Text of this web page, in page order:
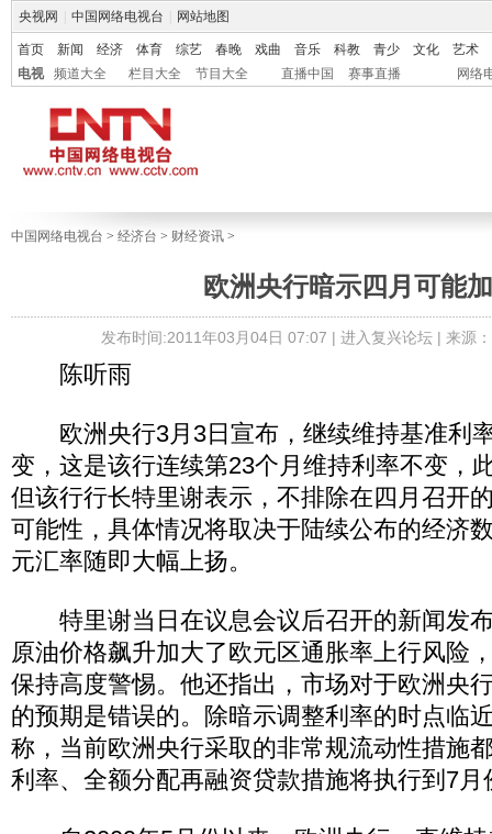
央视网 中国网络电视台 网站地图
首页 新闻 经济 体育 综艺 春晚 戏曲 音乐 科教 青少 文化
艺术
电视
频道大全 栏目大全 节目大全 直播中国 赛事直播 网络
中国网络电视台 > 经济台 > 财经资讯 >
欧洲央行暗示四月可能
发布时间:2011年03月04日 07:07 | 进入复兴论坛 | 来源
陈听雨
欧洲央行3月3日宣布，继续维持基准利
变，这是该行连续第23个月维持利率不变，
但该行行长特里谢表示，不排除在四月召开
可能性，具体情况将取决于陆续公布的经济
元汇率随即大幅上扬。
特里谢当日在议息会议后召开的新闻发
原油价格飙升加大了欧元区通胀率上行风险
保持高度警惕。他还指出，市场对于欧洲央
的预期是错误的。除暗示调整利率的时点临
称，当前欧洲央行采取的非常规流动性措施
利率、全额分配再融资贷款措施将执行到7月